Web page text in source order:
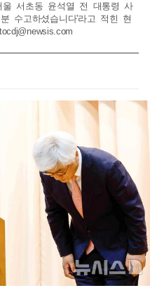
서초동 윤석열 전 대통령 사
수고하셨습니다'라고 적힌 현